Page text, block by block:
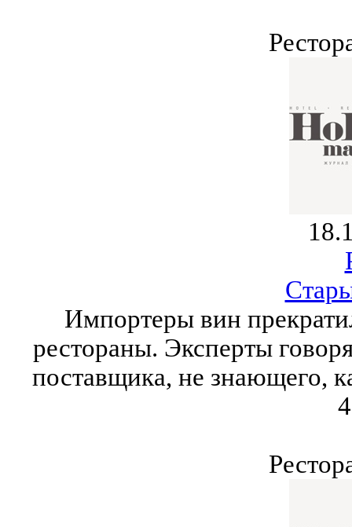
Импортеры вин
рестораны. Эксперты
поставщика, не знающего,